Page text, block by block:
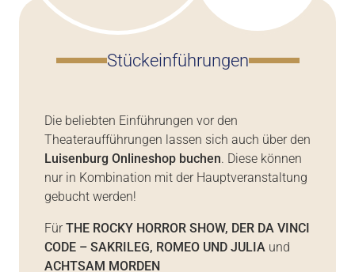
Stückeinführungen
Die beliebten Einführungen vor den
Theateraufführungen lassen sich auch über den
Luisenburg Onlineshop buchen. Diese können
nur in Kombination mit der Hauptveranstaltung
gebucht werden!
FürTHE ROCKY HORROR SHOW, DER DA VINCI
CODE – SAKRILEG, ROMEO UND JULIA und
ACHTSAM MORDEN